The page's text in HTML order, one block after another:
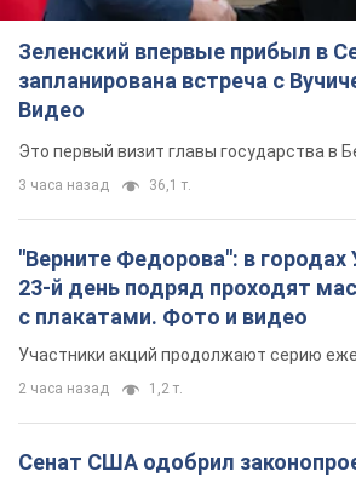
Зеленский впервые прибыл в
запланирована встреча с
Видео
Это первый визит главы государства в
3 часа назад 36,1 т.
"Верните Федорова": в
23-й день подряд проходят
с плакатами. Фото и видео
Участники акций продолжают серию
2 часа назад 1,2 т.
Сенат США одобрил